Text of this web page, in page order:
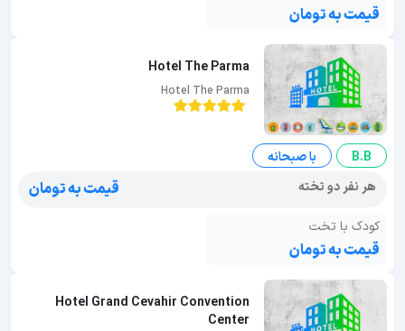
قیمت به تومان
Hotel The Parma
Hotel The Parma
B.B
با صبحانه
هر نفر دو تخته
قیمت به تومان
کودک با تخت
قیمت به تومان
Hotel Grand Cevahir Convention
Center